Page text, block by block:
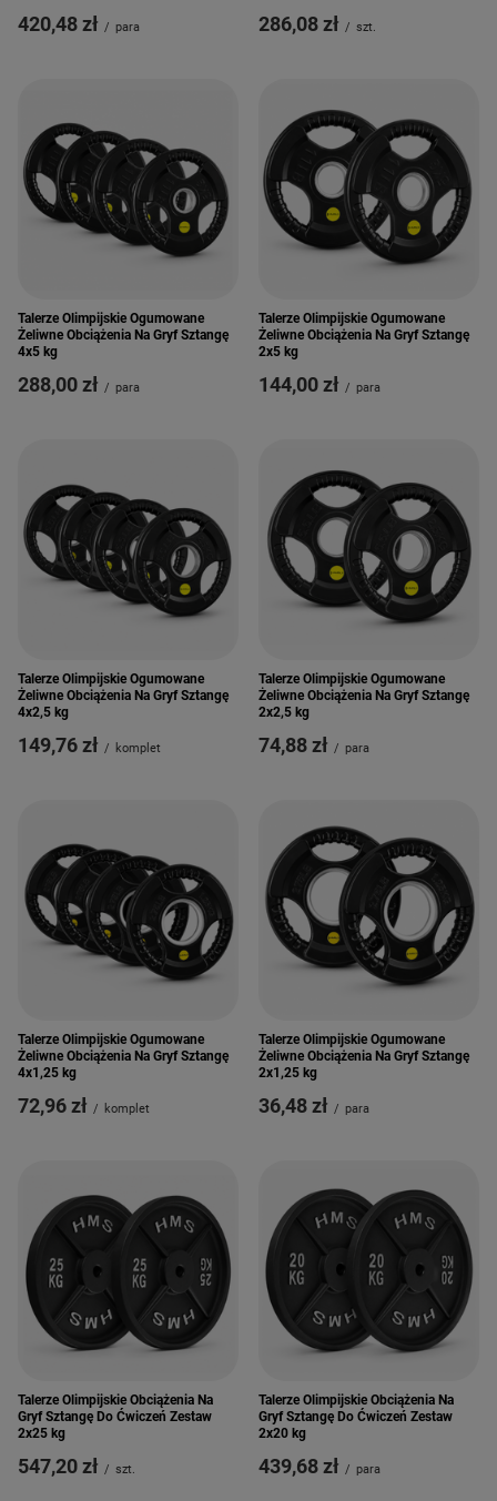
420,48 zł / para 286,08 zł / szt.
Talerze Olimpijskie Ogumowane
Żeliwne Obciążenia Na Gryf Sztangę
4x5 kg
288,00 zł / para
Talerze Olimpijskie Ogumowane
Żeliwne Obciążenia Na Gryf Sztangę
2x5 kg
144,00 zł / para
Talerze Olimpijskie Ogumowane
Żeliwne Obciążenia Na Gryf Sztangę
4x2,5 kg
149,76 zł / komplet
Talerze Olimpijskie Ogumowane
Żeliwne Obciążenia Na Gryf Sztangę
2x2,5 kg
74,88 zł / para
Talerze Olimpijskie Ogumowane
Żeliwne Obciążenia Na Gryf Sztangę
4x1,25 kg
72,96 zł / komplet
Talerze Olimpijskie Ogumowane
Żeliwne Obciążenia Na Gryf Sztangę
2x1,25 kg
36,48 zł / para
Talerze Olimpijskie Obciążenia Na
Gryf Sztangę Do Ćwiczeń Zestaw
2x25 kg
547,20 zł / szt.
Talerze Olimpijskie Obciążenia Na
Gryf Sztangę Do Ćwiczeń Zestaw
2x20 kg
439,68 zł / para